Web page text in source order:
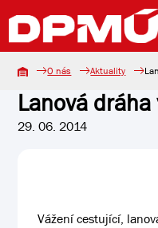
O nás Aktuality
Lanová dráha
29. 06. 2014
Vážení cestující,